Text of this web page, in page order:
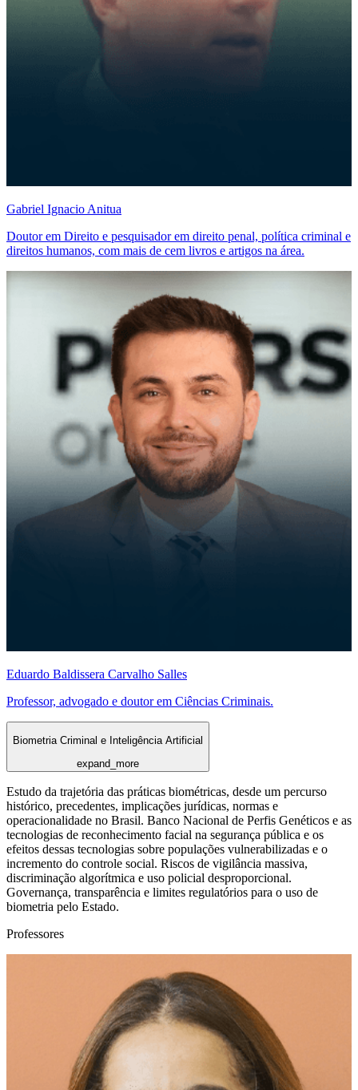
Gabriel Ignacio Anitua
Doutor em Direito e pesquisador em direito penal, política criminal e
direitos humanos, com mais de cem livros e artigos na área.
Eduardo Baldissera Carvalho Salles
Professor, advogado e doutor em Ciências Criminais.
Biometria Criminal e Inteligência Artificial
expand_more
Estudo da trajetória das práticas biométricas, desde um percurso
histórico, precedentes, implicações jurídicas, normas e
operacionalidade no Brasil. Banco Nacional de Perfis Genéticos e as
tecnologias de reconhecimento facial na segurança pública e os
efeitos dessas tecnologias sobre populações vulnerabilizadas e o
incremento do controle social. Riscos de vigilância massiva,
discriminação algorítmica e uso policial desproporcional.
Governança, transparência e limites regulatórios para o uso de
biometria pelo Estado.
Professores